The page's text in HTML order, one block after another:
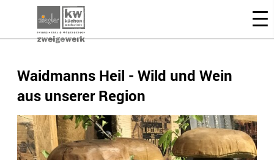
Waidmanns Heil - Wild und Wein
aus unserer Region